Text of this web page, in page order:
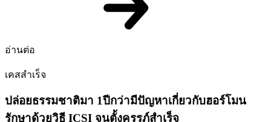
อ่านต่อ
เคสสำเร็จ
ปล่อยธรรมชาติมา 1ปีกว่ามีปัญหาเกี่ยวกับฮอร์โมน
รักษาด้วยวิธี ICSI จนตั้งครรภ์สำเร็จ